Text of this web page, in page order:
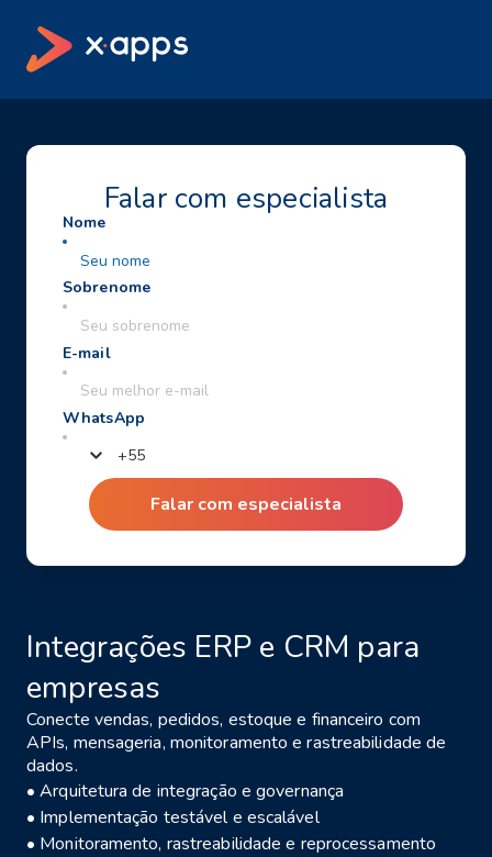
Integrações ERP e CRM para
empresas
Conecte vendas, pedidos, estoque e financeiro com
APIs, mensageria, monitoramento e rastreabilidade de
dados.
• Arquitetura de integração e governança
• Implementação testável e escalável
• Monitoramento, rastreabilidade e reprocessamento
Falar com especialista
+55
Falar com especialista